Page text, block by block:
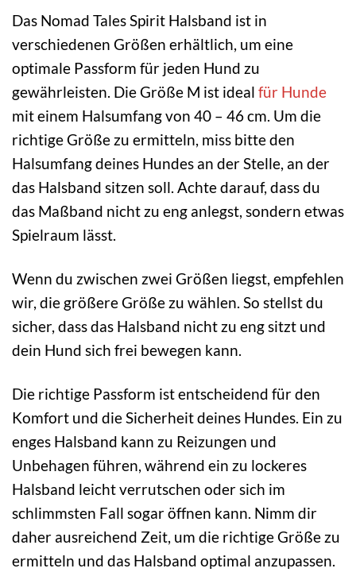
Das Nomad Tales Spirit Halsband ist in
verschiedenen Größen erhältlich, um eine
optimale Passform für jeden Hund zu
gewährleisten. Die Größe M ist ideal für Hunde
mit einem Halsumfang von 40 – 46 cm. Um die
richtige Größe zu ermitteln, miss bitte den
Halsumfang deines Hundes an der Stelle, an der
das Halsband sitzen soll. Achte darauf, dass du
das Maßband nicht zu eng anlegst, sondern etwas
Spielraum lässt.
Wenn du zwischen zwei Größen liegst, empfehlen
wir, die größere Größe zu wählen. So stellst du
sicher, dass das Halsband nicht zu eng sitzt und
dein Hund sich frei bewegen kann.
Die richtige Passform ist entscheidend für den
Komfort und die Sicherheit deines Hundes. Ein zu
enges Halsband kann zu Reizungen und
Unbehagen führen, während ein zu lockeres
Halsband leicht verrutschen oder sich im
schlimmsten Fall sogar öffnen kann. Nimm dir
daher ausreichend Zeit, um die richtige Größe zu
ermitteln und das Halsband optimal anzupassen.